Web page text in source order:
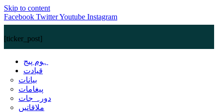
Skip to content
Facebook TwitterYoutube Instagram
[ticker_post]
ہوم پیج
قیادت
بیانات
پیغامات
دورہ جات
ملاقاتیں